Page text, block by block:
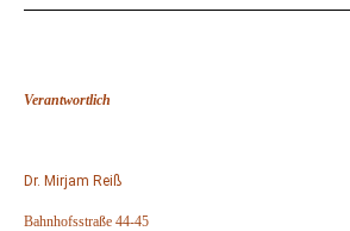
Verantwortlich
Dr. Mirjam Reiß
Bahnhofsstraße 44-45